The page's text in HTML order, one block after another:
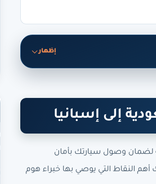
إظهار
إلى إسبانيا
لضمان وصول سيارتك بأمان
النقاط التي يوصي بها خبراء هوم